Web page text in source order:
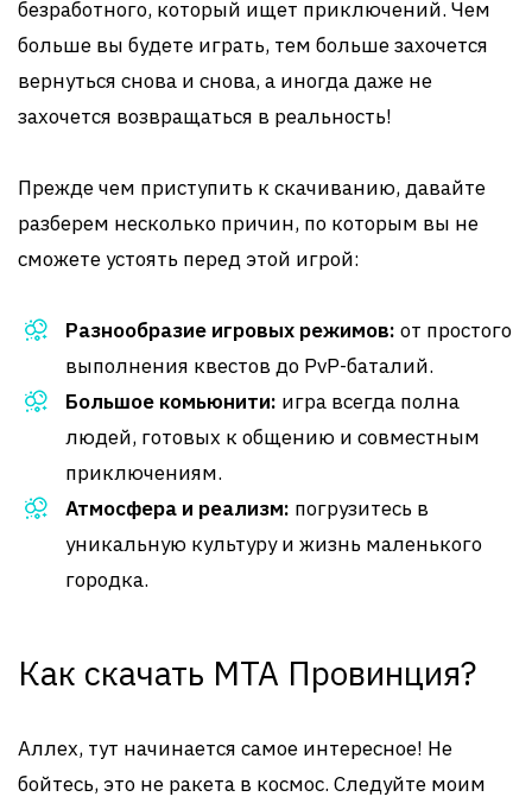
безработного, который ищет приключений. Чем
больше вы будете играть, тем больше захочется
вернуться снова и снова, а иногда даже не
захочется возвращаться в реальность!
Прежде чем приступить к скачиванию, давайте
разберем несколько причин, по которым вы не
сможете устоять перед этой игрой:
Разнообразие игровых режимов: от простого
выполнения квестов до PvP-баталий.
Большое комьюнити: игра всегда полна
людей, готовых к общению и совместным
приключениям.
Атмосфера и реализм: погрузитесь в
уникальную культуру и жизнь маленького
городка.
Как скачать MTA Провинция?
Аллех, тут начинается самое интересное! Не
бойтесь, это не ракета в космос. Следуйте моим